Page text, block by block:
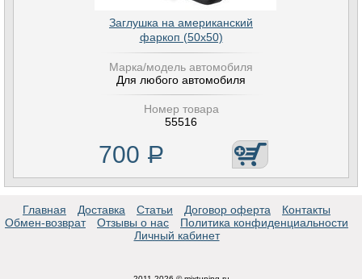
Заглушка на американский
фаркоп (50х50)
Марка/модель автомобиля
Для любого автомобиля
Номер товара
55516
700 Р
Главная Доставка Статьи Договор оферта
Контакты
Обмен-возврат
Отзывы о нас
Политика конфиденциальности
Личный кабинет